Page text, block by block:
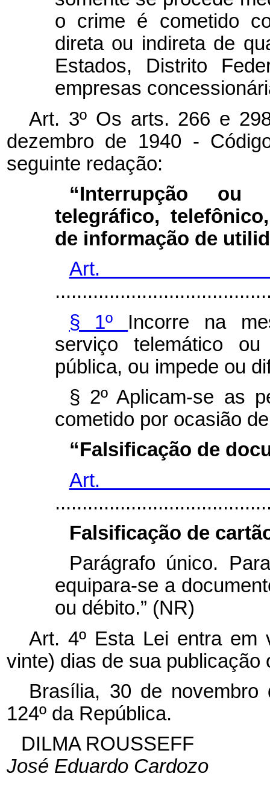
o crime é cometido
direta ou indireta de
Estados, Distrito
empresas
Art. 3º Os arts. 266 e
dezembro de 1940 -
seguinte redação:
“Interrupção ou
telegráfico,
de informação de
Art.
§ 1º Incorre na
serviço telemático
pública, ou impede ou
§ 2º Aplicam-se as
cometido por ocasião
“Falsificação de
Art.
Falsificação de
Parágrafo único.
equipara-se a
ou débito.” (NR)
Art. 4º Esta Lei entra em
vinte) dias de sua publicação
Brasília, 30 de novembro
124º da República.
DILMA ROUSSEFF
José Eduardo Cardozo